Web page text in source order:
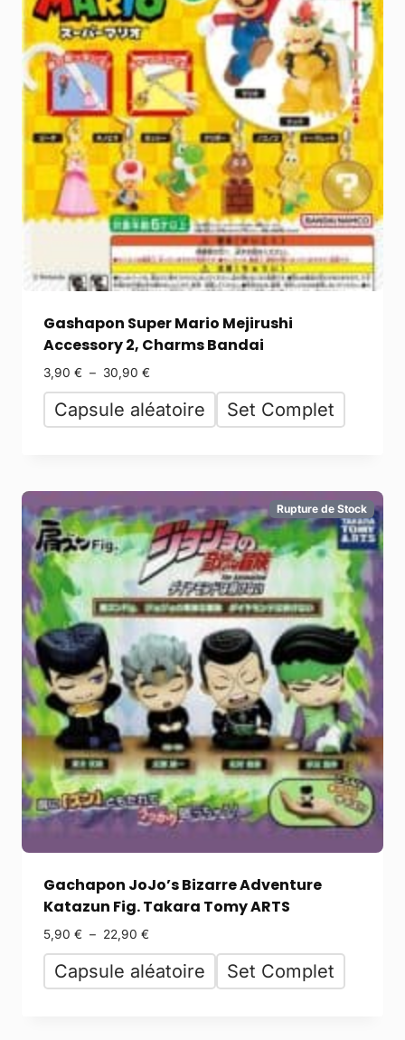
Gashapon Super Mario Mejirushi
Accessory 2, Charms Bandai
3,90 € – 30,90 €
Capsule aléatoire Set Complet
Rupture de Stock
Gachapon JoJo’s Bizarre Adventure
Katazun Fig. Takara Tomy ARTS
5,90 € – 22,90 €
Capsule aléatoire Set Complet